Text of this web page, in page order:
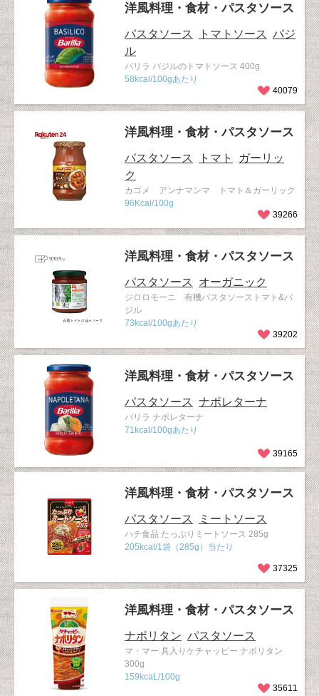
洋風料理・食材・パスタソース
パスタソース トマトソース バジ
ル
バリラ バジルのトマトソース 400g
58kcal/100gあたり
40079
洋風料理・食材・パスタソース
パスタソース トマト
ガーリッ
ク
カゴメ アンナマンマ トマト＆ガーリック
96Kcal/100g
39266
洋風料理・食材・パスタソース
パスタソース オーガニック
ジロロモーニ 有機パスタソーストマト&バ
ジル
73kcal/100gあたり
39202
洋風料理・食材・パスタソース
パスタソース ナポレターナ
バリラ ナポレターナ
71kcal/100gあたり
39165
洋風料理・食材・パスタソース
パスタソース ミートソース
ハチ食品 たっぷりミートソース 285g
205kcal/1袋（285g）当たり
37325
洋風料理・食材・パスタソース
ナポリタン パスタソース
マ・マー 具入りケチャッピー ナポリタン
300g
159kcaL/100g
35611